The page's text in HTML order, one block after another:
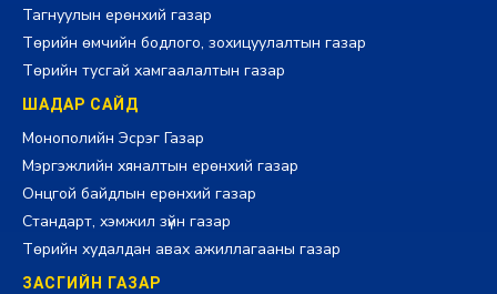
Тагнуулын ерөнхий газар
Төрийн өмчийн бодлого, зохицуулалтын газар
Төрийн тусгай хамгаалалтын газар
ШАДАР САЙД
Монополийн Эсрэг Газар
Мэргэжлийн хяналтын ерөнхий газар
Онцгой байдлын ерөнхий газар
Стандарт, хэмжил зүйн газар
Төрийн худалдан авах ажиллагааны газар
ЗАСГИЙН ГАЗАР